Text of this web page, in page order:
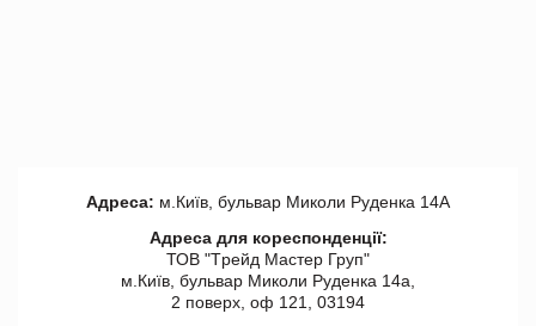
Адреса: м.Київ, бульвар Миколи Руденка 14А
Адреса для кореспонденції:
ТОВ "Tрейд Мастер Груп"
м.Київ, бульвар Миколи Руденка 14а,
2 поверх, оф 121, 03194